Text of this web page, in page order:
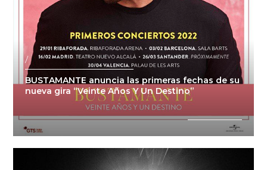
/
BUSTAMANTE anuncia las primeras fechas de su
nueva gira “Veinte Años Y Un Destino”